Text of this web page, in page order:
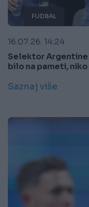
FUDBAL
16.07.26. 14:24
Selektor
bilo na pameti,
Saznaj više